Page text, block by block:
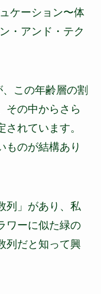
ケーション〜体
・アンド・テク
この年齢層の割
その中からさら
れています。
ものが結構あり
列」があり、私
ワーに似た緑の
列だと知って興